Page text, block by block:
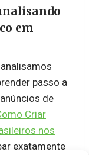
em
passo a
de
Criar
nos
exatamente